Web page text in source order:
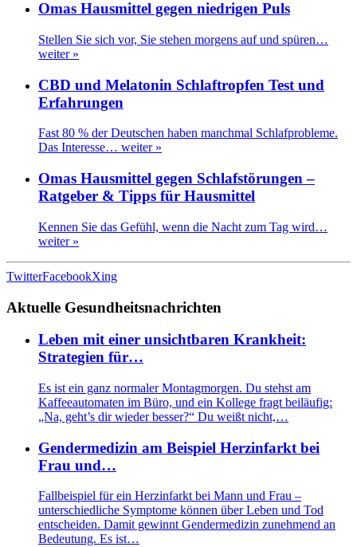
Omas Hausmittel gegen niedrigen Puls
Stellen Sie sich vor, Sie stehen morgens auf und spüren…
weiter »
CBD und Melatonin Schlaftropfen Test und
Erfahrungen
Fast 80 % der Deutschen haben manchmal Schlafprobleme.
Das Interesse… weiter »
Omas Hausmittel gegen Schlafstörungen –
Ratgeber & Tipps für Hausmittel
Kennen Sie das Gefühl, wenn die Nacht zum Tag wird…
weiter »
TwitterFacebookXing
Aktuelle Gesundheitsnachrichten
Leben mit einer unsichtbaren Krankheit:
Strategien für…
Es ist ein ganz normaler Montagmorgen. Du stehst am
Kaffeeautomaten im Büro, und ein Kollege fragt beiläufig:
„Na, geht’s dir wieder besser?“ Du weißt nicht,…
Gendermedizin am Beispiel Herzinfarkt bei
Frau und…
Fallbeispiel für ein Herzinfarkt bei Mann und Frau –
unterschiedliche Symptome können über Leben und Tod
entscheiden. Damit gewinnt Gendermedizin zunehmend an
Bedeutung. Es ist…